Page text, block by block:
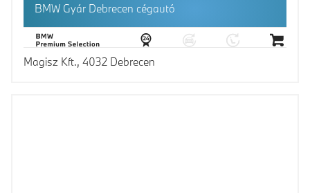
BMW Gyár Debrecen cégautó
Magisz Kft., 4032 Debrecen